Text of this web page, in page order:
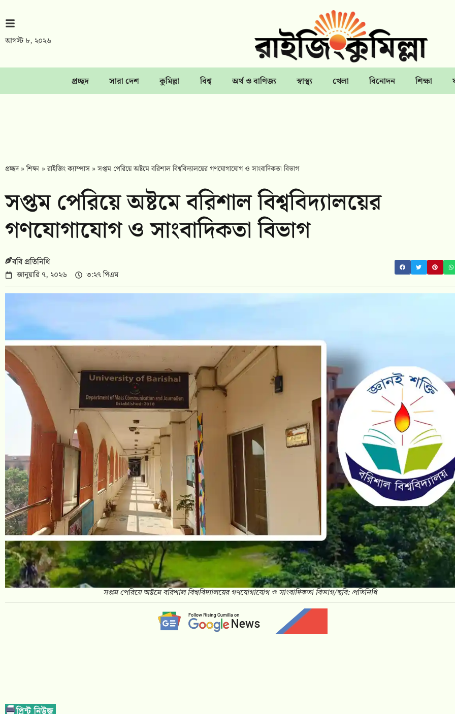
আগস্ট ৮, ২০২৬
প্রচ্ছদ সারা দেশ কুমিল্লা বিশ্ব অর্থ ও বাণিজ্য স্বাস্থ্য খেলা বিনোদন শিক্ষা
প্রচ্ছদ»শিক্ষা »রাইজিং ক্যাম্পাস »সপ্তম পেরিয়ে অষ্টমে বরিশাল বিশ্ববিদ্যালয়ের গণযোগাযোগ ও সাংবাদিকতা বিভাগ
সপ্তম পেরিয়ে অষ্টমে বরিশাল বিশ্ববিদ্যালয়ের
গণযোগাযোগ ও সাংবাদিকতা বিভাগ
ববি প্রতিনিধি
জানুয়ারি ৭, ২০২৬ ৩:২৭ পিএম
সপ্তম পেরিয়ে অষ্টমে বরিশাল বিশ্ববিদ্যালয়ের গণযোগাযোগ ও সাংবাদিকতা বিভাগ/ছবি: প্রতিনিধি